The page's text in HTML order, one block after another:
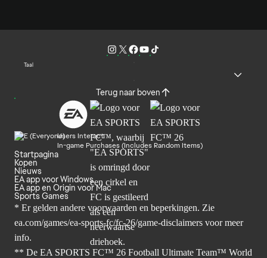
Taal
Terug naar boven
Users Interact
In-game Purchases (Includes Random Items)
Startpagina
Kopen
Nieuws
EA app voor Windows
EA app en Origin voor Mac
Sports Games
* Er gelden andere voorwaarden en beperkingen. Zie
ea.com/games/ea-sports-fc/fc-26/game-disclaimers voor meer
info.
** De EA SPORTS FC™ 26 Football Ultimate Team™ World